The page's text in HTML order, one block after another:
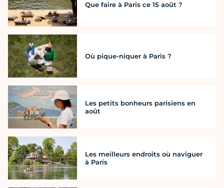
Que faire à Paris ce 15 août ?
Où pique-niquer à Paris ?
Les petits bonheurs parisiens en
août
Les meilleurs endroits où naviguer
à Paris